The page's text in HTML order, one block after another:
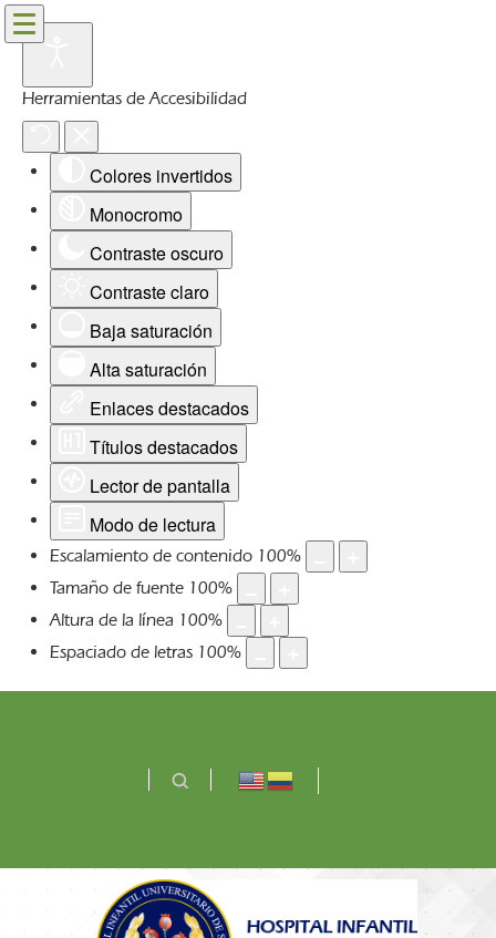
Herramientas de Accesibilidad
Colores invertidos
Monocromo
Contraste oscuro
Contraste claro
Baja saturación
Alta saturación
Enlaces destacados
Títulos destacados
Lector de pantalla
Modo de lectura
Escalamiento de contenido 100%
Tamaño de fuente 100%
Altura de la línea 100%
Espaciado de letras 100%